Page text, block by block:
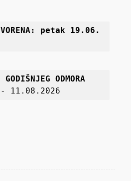
petak 19 .06.
ODMORA
11.08.2026